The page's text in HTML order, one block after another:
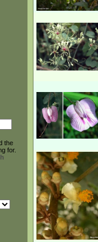
the
for.